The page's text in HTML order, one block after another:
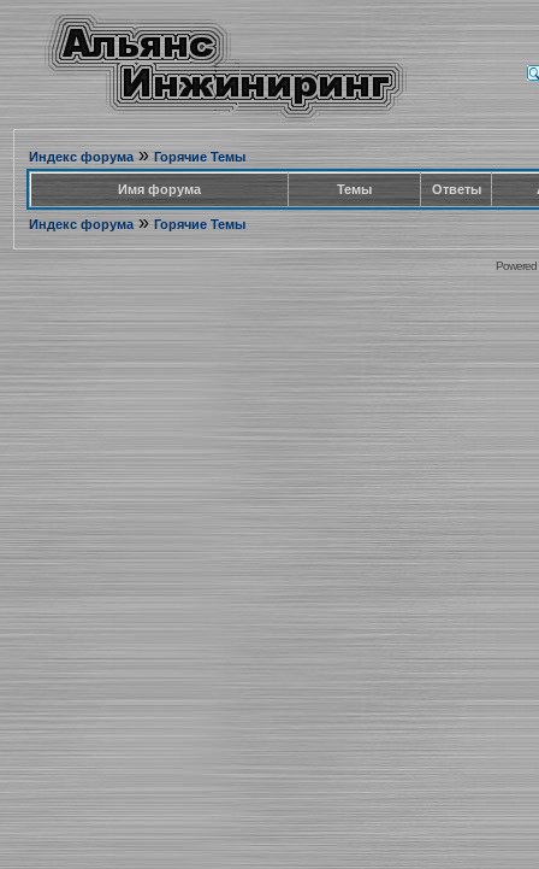
Индекс форума» Горячие Темы
Имя форума Темы Ответы
Индекс форума» Горячие Темы